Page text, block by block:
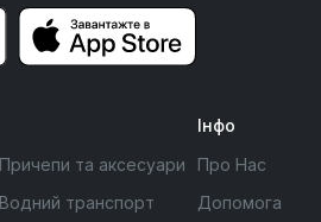
Причепи та аксесуари
Водний транспорт
Інфо
Про Нас
Допомога